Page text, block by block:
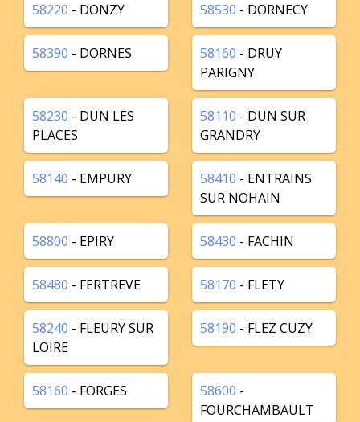
58220 - DONZY 58530 - DORNECY
58390 - DORNES 58160 - DRUY
PARIGNY
58230 - DUN LES
PLACES
58110 - DUN SUR
GRANDRY
58140 - EMPURY 58410 - ENTRAINS
SUR NOHAIN
58800 - EPIRY 58430 - FACHIN
58480 - FERTREVE 58170 - FLETY
58240 - FLEURY SUR
LOIRE
58190 - FLEZ CUZY
58160 - FORGES 58600 -
FOURCHAMBAULT